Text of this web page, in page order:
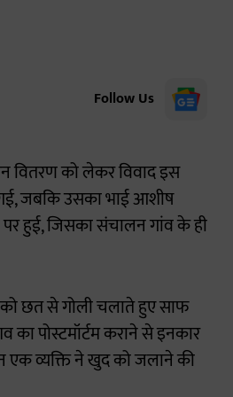
Follow Us
वितरण को लेकर विवाद इस
जबकि उसका भाई आशीष
पर हुई, जिसका संचालन गांव के ही
को छत से गोली चलाते हुए साफ
पोस्टमॉर्टम कराने से इनकार
एक व्यक्ति ने खुद को जलाने की